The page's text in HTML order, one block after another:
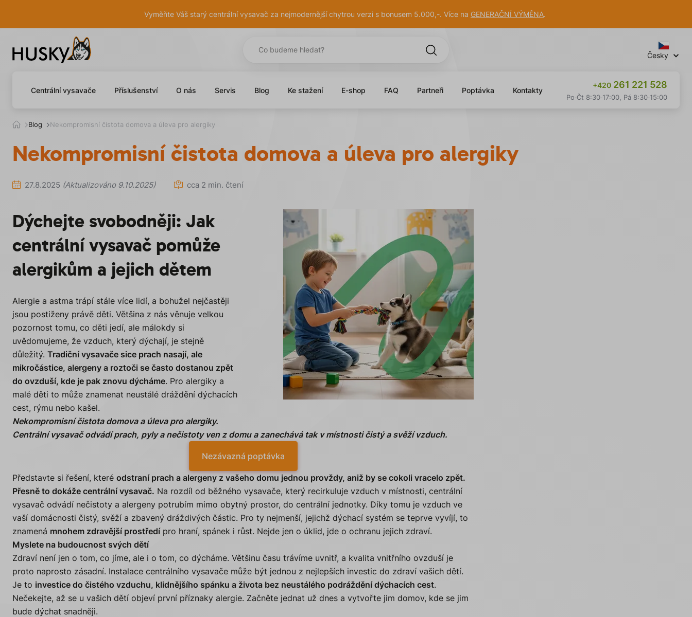
Vyměňte Váš starý centrální vysavač za nejmodernější chytrou verzi s bonusem 5.000,-. Více na GENERAČNÍ VÝMĚNA.
Česky
Centrální vysavače Příslušenství O nás Servis Blog Ke stažení E-shop FAQ Partneři Poptávka Kontakty
+420 261 221 528
Otevírací
Po‐Čt 8:30‐17:00, Pá 8:30‐15:00
h
k
y
c
Blog Nekompromisní čistota domova a úleva pro alergiky
Nekompromisní čistota domova a úleva pro alergiky
27.8.2025 (Aktualizováno 9.10.2025) cca 2 min. čtení
Dýchejte svobodněji: Jak
centrální vysavač pomůže
alergikům a jejich dětem
Alergie a astma trápí stále více lidí, a bohužel nejčastěji
jsou postiženy právě děti. Většina z nás věnuje velkou
pozornost tomu, co děti jedí, ale málokdy si
uvědomujeme, že vzduch, který dýchají, je stejně
důležitý. Tradiční vysavače sice prach nasají, ale
mikročástice, alergeny a roztoči se často dostanou zpět
do ovzduší, kde je pak znovu dýcháme. Pro alergiky a
malé děti to může znamenat neustálé dráždění dýchacích
cest, rýmu nebo kašel.
Nekompromisní čistota domova a úleva pro alergiky.
Centrální vysavač odvádí prach, pyly a nečistoty ven z domu a zanechává tak v místnosti čistý a svěží vzduch.
Nezávazná poptávka
Představte si řešení, které odstraní prach a alergeny z vašeho domu jednou provždy, aniž by se cokoli vracelo zpět.
Přesně to dokáže centrální vysavač. Na rozdíl od běžného vysavače, který recirkuluje vzduch v místnosti, centrální
vysavač odvádí nečistoty a alergeny potrubím mimo obytný prostor, do centrální jednotky. Díky tomu je vzduch ve
vaší domácnosti čistý, svěží a zbavený dráždivých částic. Pro ty nejmenší, jejichž dýchací systém se teprve vyvíjí, to
znamená mnohem zdravější prostředípro hraní, spánek i růst. Nejde jen o úklid, jde o ochranu jejich zdraví.
Myslete na budoucnost svých dětí
Zdraví není jen o tom, co jíme, ale i o tom, co dýcháme. Většinu času trávíme uvnitř, a kvalita vnitřního ovzduší je
proto naprosto zásadní. Instalace centrálního vysavače může být jednou z nejlepších investic do zdraví vašich dětí.
Je to investice do čistého vzduchu, klidnějšího spánku a života bez neustálého podráždění dýchacích cest.
Nečekejte, až se u vašich dětí objeví první příznaky alergie. Začněte jednat už dnes a vytvořte jim domov, kde se jim
bude dýchat snadněji.